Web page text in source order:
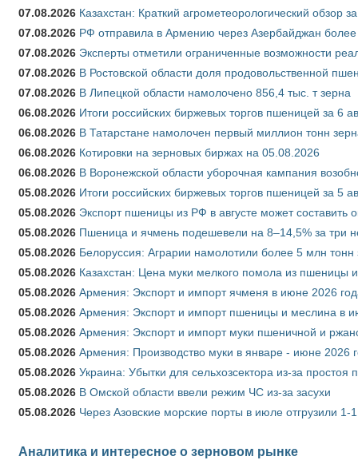
07.08.2026 Казахстан: Краткий агрометеорологический обзор
07.08.2026 РФ отправила в Армению через Азербайджан более
07.08.2026 Эксперты отметили ограниченные возможности
07.08.2026 В Ростовской области доля продовольственной
07.08.2026 В Липецкой области намолочено 856,4 тыс. т зерна
06.08.2026 Итоги российских биржевых торгов пшеницей за 6
06.08.2026 В Татарстане намолочен первый миллион тонн
06.08.2026 Котировки на зерновых биржах на 05.08.2026
06.08.2026 В Воронежской области уборочная кампания
05.08.2026 Итоги российских биржевых торгов пшеницей за 5
05.08.2026 Экспорт пшеницы из РФ в августе может составить
05.08.2026 Пшеница и ячмень подешевели на 8–14,5% за три
05.08.2026 Белоруссия: Аграрии намолотили более 5 млн тонн
05.08.2026 Казахстан: Цена муки мелкого помола из пшеницы
05.08.2026 Армения: Экспорт и импорт ячменя в июне 2026
05.08.2026 Армения: Экспорт и импорт пшеницы и меслина в
05.08.2026 Армения: Экспорт и импорт муки пшеничной и
05.08.2026 Армения: Производство муки в январе - июне 2026
05.08.2026 Украина: Убытки для сельхозсектора из-за простоя
05.08.2026 В Омской области ввели режим ЧС из-за засухи
05.08.2026 Через Азовские морские порты в июле отгрузили
Аналитика и интересное о зерновом рынке